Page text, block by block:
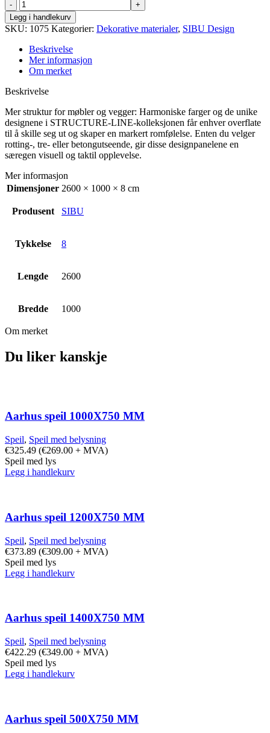
SL
OCEAN
Anthracite
AR
antall
Legg i handlekurv
SKU: 1075 Kategorier: Dekorative materialer, SIBU Design
Beskrivelse
Mer informasjon
Om merket
Beskrivelse
Mer struktur for møbler og vegger: Harmoniske farger og de unike
designene i STRUCTURE-LINE-kolleksjonen får enhver overflate
til å skille seg ut og skaper en markert romfølelse. Enten du velger
rotting-, tre- eller betongutseende, gir disse designpanelene en
særegen visuell og taktil opplevelse.
Mer informasjon
Dimensjoner 2600 × 1000 × 8 cm
Produsent SIBU
Tykkelse 8
Lengde 2600
Bredde 1000
Om merket
Du liker kanskje
Aarhus speil 1000X750 MM
Speil, Speil med belysning
€325.49 (€269.00 + MVA)
Speil med lys
Legg i handlekurv
Aarhus speil 1200X750 MM
Speil, Speil med belysning
€373.89 (€309.00 + MVA)
Speil med lys
Legg i handlekurv
Aarhus speil 1400X750 MM
Speil, Speil med belysning
€422.29 (€349.00 + MVA)
Speil med lys
Legg i handlekurv
Aarhus speil 500X750 MM